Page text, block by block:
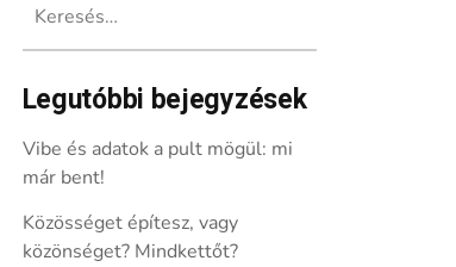
Legutóbbi bejegyzések
Vibe és adatok a pult mögül: mi
már bent!
Közösséget építesz, vagy
közönséget? Mindkettőt?